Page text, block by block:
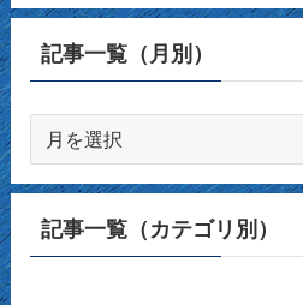
記事一覧（月別）
一
覧
（月
記事一覧（カテゴリ別）